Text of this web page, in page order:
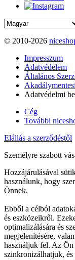
© 2010-2026
Impresszum
Adatvédelem
Általános
Adatvédelmi
Cég
További
Elállás a szerződéstől
Személyre szabott
Hozzájárulásával
használunk, hogy
Önnek.
Ebből a célból
és eszközeikről.
optimalizálására és
megjelenítésére,
használjuk fel. Az
szinkronizálhatjuk,